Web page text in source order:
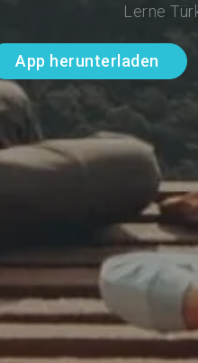
Lerne
App herunterladen